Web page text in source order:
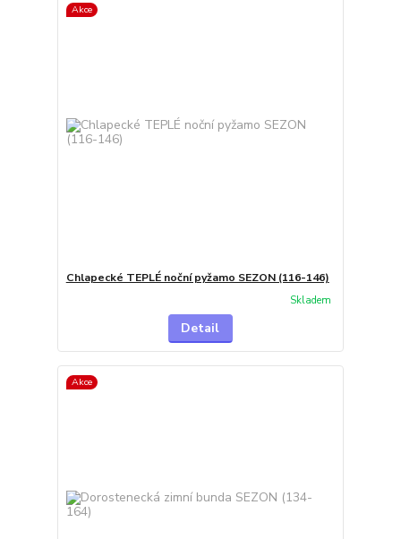
Akce
Chlapecké TEPLÉ noční pyžamo SEZON (116-146)
Skladem
Detail
Akce